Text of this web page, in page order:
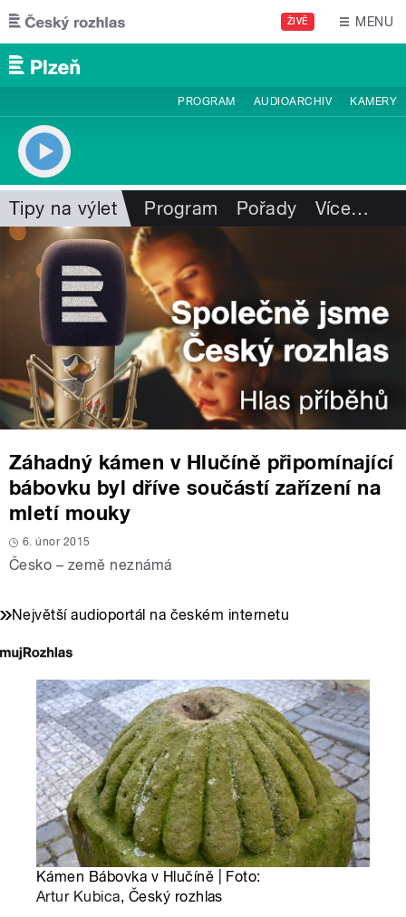
Přejít k hlavnímu obsahu
ŽIVĚ MENU
PROGRAM AUDIOARCHIV KAMERY
Tipy na výlet Program Pořady Více…
Záhadný kámen v Hlučíně připomínající
bábovku byl dříve součástí zařízení na
mletí mouky
6. únor 2015
Česko – země neznámá
Největší audioportál na českém internetu
Kámen Bábovka v Hlučíně | Foto:
Artur Kubica, Český rozhlas